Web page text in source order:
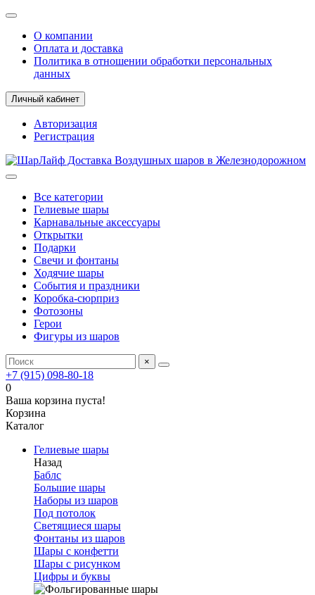
О компании
Оплата и доставка
Политика в отношении обработки персональных
данных
Личный кабинет
Авторизация
Регистрация
Все категории
Гелиевые шары
Карнавальные аксессуары
Открытки
Подарки
Свечи и фонтаны
Ходячие шары
События и праздники
Коробка-сюрприз
Фотозоны
Герои
Фигуры из шаров
×
+7 (915) 098-80-18
0
Ваша корзина пуста!
Корзина
Каталог
Гелиевые шары
Назад
Баблс
Большие шары
Наборы из шаров
Под потолок
Светящиеся шары
Фонтаны из шаров
Шары с конфетти
Шары с рисунком
Цифры и буквы